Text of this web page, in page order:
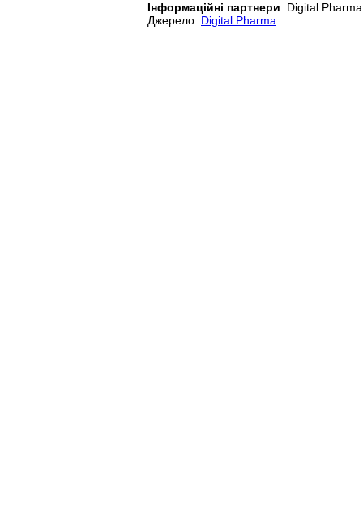
Інформаційні партнери: Digital
Джерело: Digital Pharma